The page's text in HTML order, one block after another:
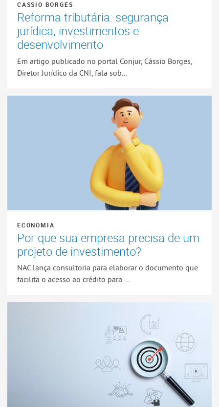
CASSIO BORGES
Reforma tributária: segurança
jurídica, investimentos e
desenvolvimento
Em artigo publicado no portal Conjur, Cássio Borges,
Diretor Jurídico da CNI, fala sob...
ECONOMIA
Por que sua empresa precisa de um
projeto de investimento?
NAC lança consultoria para elaborar o documento que
facilita o acesso ao crédito para ...